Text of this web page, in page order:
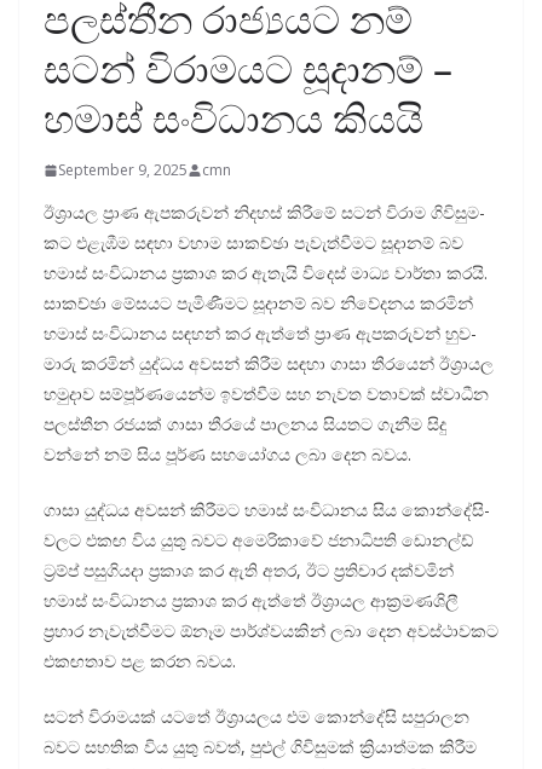
පලස්තීන රාජ්‍යයට නම්
සටන් විරාමයට සූදානම් –
හමාස් සංවිධානය කියයි
September 9, 2025 cmn
ඊශ්‍රා­යල ප්‍රාණ ඇප­ක­රු­වන් නිද­හස් කිරීමේ සටන් විරාම ගිවි­සු­ම­
කට එළැ­ඹීම සඳහා වහාම සාකච්ඡා පැවැ­ත්වී­මට සූදා­නම් බව
හමාස් සංවි­ධා­නය ප්‍රකාශ කර ඇතැයි විදෙස් මාධ්‍ය වාර්තා කරයි.
සාකච්ඡා මේස­යට පැමි­ණී­මට සූදා­නම් බව නිවේ­ද­නය කර­මින්
හමාස් සංවි­ධා­නය සඳ­හන් කර ඇත්තේ ප්‍රාණ ඇප­ක­රු­වන් හුව­
මාරු කර­මින් යුද්ධය අව­සන් කිරීම සඳහා ගාසා තීර­යෙන් ඊශ්‍රා­යල
හමු­දාව සම්පූ­ර්ණ­යෙන්ම ඉව­ත්වීම සහ නැවත වතා­වක් ස්වාධීන
පල­ස්තීන රජ­යක් ගාසා තීරයේ පාල­නය සිය­තට ගැනීම සිදු
වන්නේ නම් සිය පූර්ණ සහ­යෝ­ගය ලබා දෙන බවය.
ගාසා යුද්ධය අව­සන් කිරී­මට හමාස් සංවි­ධා­නය සිය කොන්දේ­සි­
ව­ලට එක­ඟ­ විය යුතු බවට අමෙ­රි­කාවේ ජනා­ධි­පති ඩොනල්ඩ්
ට්‍රම්ප් පසු­ගි­යදා ප්‍රකාශ කර ඇති අතර, ඊට ප්‍රති­චාර දක්ව­මින්
හමාස් සංවි­ධා­නය ප්‍රකාශ කර ඇත්තේ ඊශ්‍රා­යල ආක්‍ර­ම­ණ­ශිලී
ප්‍රහාර නැවැ­ත්වී­මට ඕනෑම පාර්ශ්ව­ය­කින් ලබා දෙන අව­ස්ථා­ව­කට
එක­ඟ­තාව පළ කරන බවය.
සටන් විරා­ම­යක් යටතේ ඊශ්‍රා­ය­ලය එම කොන්දේසි සපු­රා­ලන
බවට සහ­තික විය යුතු බවත්, පුළුල් ගිවි­සු­මක් ක්‍රියා­ත්මක කිරීම